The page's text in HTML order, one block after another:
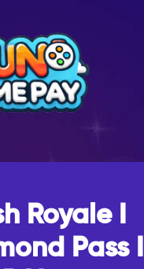
Royale I
Pass I